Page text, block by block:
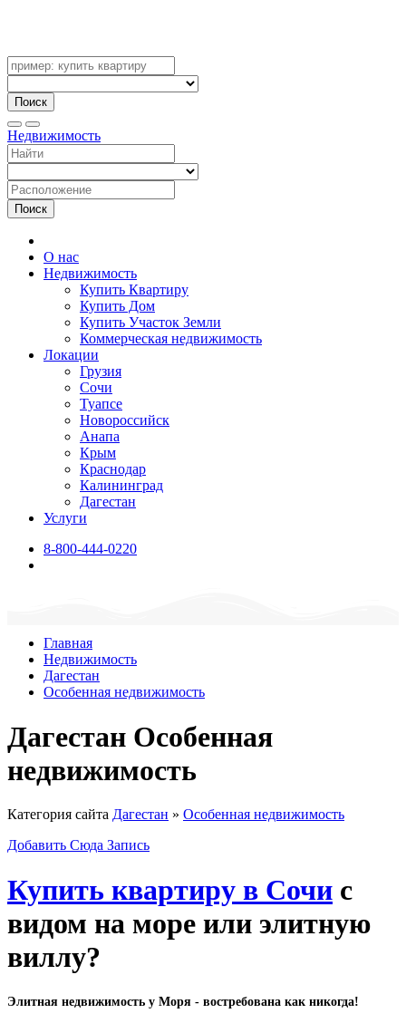
Поиск
Недвижимость
Поиск
О нас
Недвижимость
Купить Квартиру
Купить Дом
Купить Участок Земли
Коммерческая недвижимость
Локации
Грузия
Сочи
Туапсе
Новороссийск
Анапа
Крым
Краснодар
Калининград
Дагестан
Услуги
8-800-444-0220
Главная
Недвижимость
Дагестан
Особенная недвижимость
Дагестан Особенная
недвижимость
Категория сайта Дагестан » Особенная недвижимость
Добавить Сюда Запись
Купить квартиру в Сочи с
видом на море или элитную
виллу?
Элитная недвижимость у Моря - востребована как никогда!